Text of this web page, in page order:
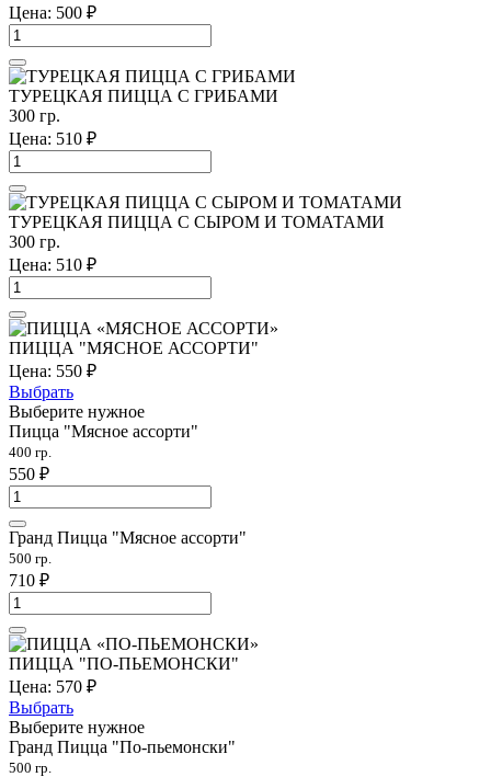
Цена: 500 ₽
ТУРЕЦКАЯ ПИЦЦА С ГРИБАМИ
300 гр.
Цена: 510 ₽
ТУРЕЦКАЯ ПИЦЦА С СЫРОМ И ТОМАТАМИ
300 гр.
Цена: 510 ₽
ПИЦЦА "МЯСНОЕ АССОРТИ"
Цена: 550 ₽
Выбрать
Выберите нужное
Пицца "Мясное ассорти"
400 гр.
550 ₽
Гранд Пицца "Мясное ассорти"
500 гр.
710 ₽
ПИЦЦА "ПО-ПЬЕМОНСКИ"
Цена: 570 ₽
Выбрать
Выберите нужное
Гранд Пицца "По-пьемонски"
500 гр.